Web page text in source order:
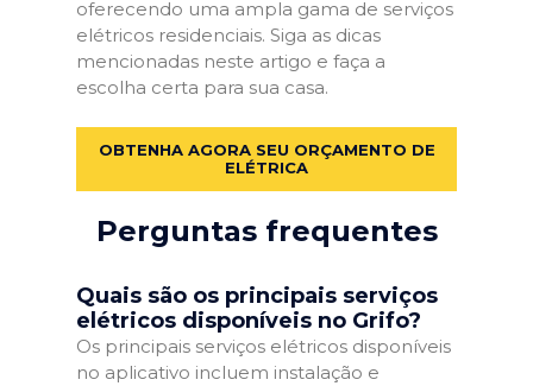
oferecendo uma ampla gama de serviços
elétricos residenciais. Siga as dicas
mencionadas neste artigo e faça a
escolha certa para sua casa.
OBTENHA AGORA SEU ORÇAMENTO DE
ELÉTRICA
Perguntas frequentes
Quais são os principais serviços
elétricos disponíveis no Grifo?
Os principais serviços elétricos disponíveis
no aplicativo incluem instalação e